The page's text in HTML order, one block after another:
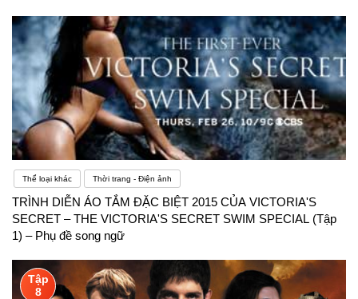
Thể loại khác Thời trang - Điện ảnh
TRÌNH DIỄN ÁO TẮM ĐẶC BIỆT 2015 CỦA VICTORIA'S
SECRET – THE VICTORIA'S SECRET SWIM SPECIAL (Tập
1) – Phụ đề song ngữ
Tập
8